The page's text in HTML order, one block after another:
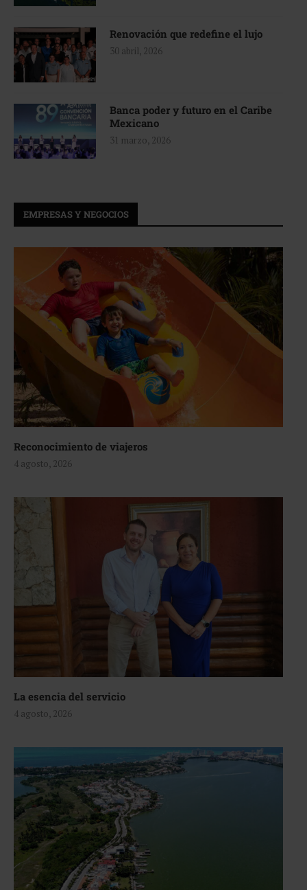
Renovación que redefine el lujo
30 abril, 2026
Banca poder y futuro en el Caribe
Mexicano
31 marzo, 2026
EMPRESAS Y NEGOCIOS
Reconocimiento de viajeros
4 agosto, 2026
La esencia del servicio
4 agosto, 2026